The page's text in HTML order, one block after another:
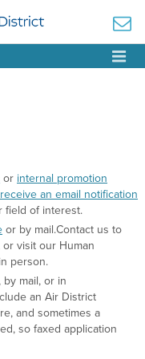
or internal promotion
an email notification
field of interest.
or by mail.Contact us to
visit our Human
person.
mail, or in
an Air District
and sometimes a
so faxed application